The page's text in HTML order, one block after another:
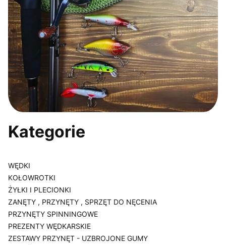
Kategorie
WĘDKI
KOŁOWROTKI
ŻYŁKI I PLECIONKI
ZANĘTY , PRZYNĘTY , SPRZĘT DO NĘCENIA
PRZYNĘTY SPINNINGOWE
PREZENTY WĘDKARSKIE
ZESTAWY PRZYNĘT - UZBROJONE GUMY